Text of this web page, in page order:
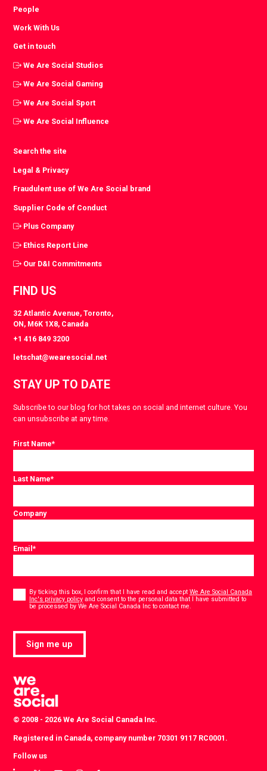
People
Work With Us
Get in touch
We Are Social Studios
We Are Social Gaming
We Are Social Sport
We Are Social Influence
Search the site
Legal & Privacy
Fraudulent use of We Are Social brand
Supplier Code of Conduct
Plus Company
Ethics Report Line
Our D&I Commitments
FIND US
32 Atlantic Avenue, Toronto,
ON, M6K 1X8, Canada
+1 416 849 3200
letschat@wearesocial.net
STAY UP TO DATE
Subscribe to our blog for hot takes on social and internet culture. You
can unsubscribe at any time.
First Name*
Last Name*
Company
Email*
By ticking this box, I confirm that I have read and acceptWe Are Social Canada
Inc's privacy policy and consent to the personal data that I have submitted to
be processed by We Are Social Canada Inc to contact me.
Sign me up
© 2008 - 2026 We Are Social Canada Inc.
Registered in Canada, company number 70301 9117 RC0001.
Follow us